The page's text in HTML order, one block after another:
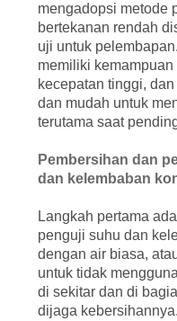
mengadopsi metode
bertekanan rendah
uji untuk
memiliki
kecepatan tinggi,
dan mudah untuk
terutama saat
Pembersihan dan
dan kelembaban
Langkah pertama
penguji suhu dan
dengan air biasa,
untuk tidak
di sekitar dan di
dijaga